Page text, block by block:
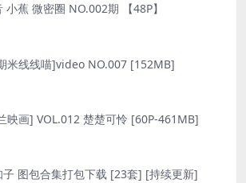
抖音 小蕉 微密圈 NO.002期 【48P】
米线线喵]video NO.007 [152MB]
映画] VOL.012 楚楚可怜 [60P-461MB]
子 图包合集打包下载 [23套] [持续更新]